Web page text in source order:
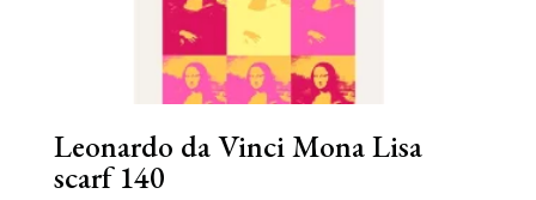
Leonardo da Vinci Mona Lisa
scarf 140